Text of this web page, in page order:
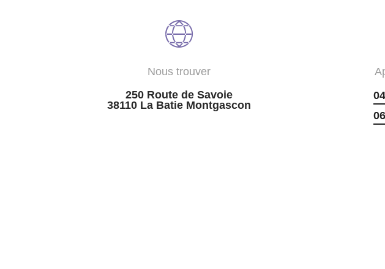
Nous trouver
250 Route de Savoie
38110 La Batie Montgascon